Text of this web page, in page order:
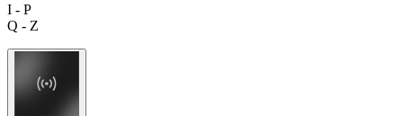
I - P
Q - Z